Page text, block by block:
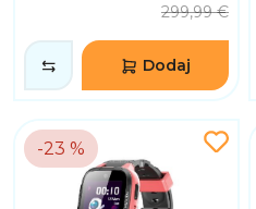
299,99 €
Dodaj
-23 %